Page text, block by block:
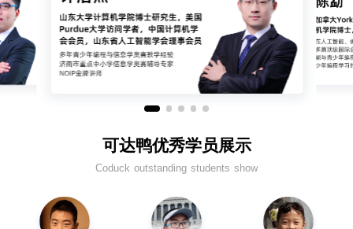
可达鸭优秀学员展示
Coduck outstanding students show